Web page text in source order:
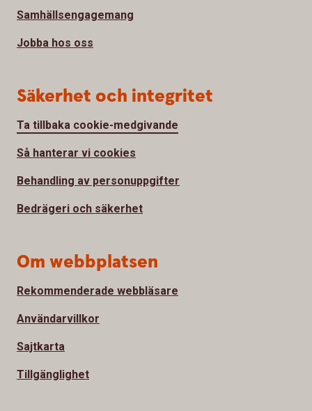
Samhällsengagemang
Jobba hos oss
Säkerhet och integritet
Ta tillbaka cookie-medgivande
Så hanterar vi cookies
Behandling av personuppgifter
Bedrägeri och säkerhet
Om webbplatsen
Rekommenderade webbläsare
Användarvillkor
Sajtkarta
Tillgänglighet